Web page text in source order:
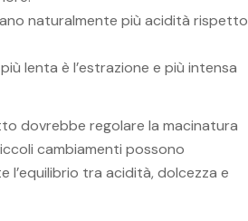
naturalmente più acidità rispetto
lenta è l’estrazione e più intensa
dovrebbe regolare la macinatura
cambiamenti possono
l’equilibrio tra acidità, dolcezza e